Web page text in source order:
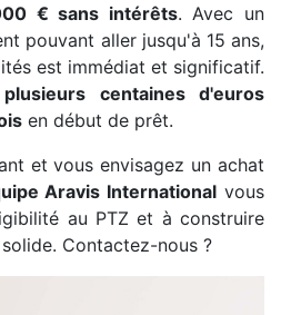
€ sans intérêts. Avec un
pouvant aller jusqu'à 15 ans,
est immédiat et significatif.
plusieurs centaines d'euros
en début de prêt.
et vous envisagez un achat
Aravis International vous
au PTZ et à construire
Contactez-nous ?